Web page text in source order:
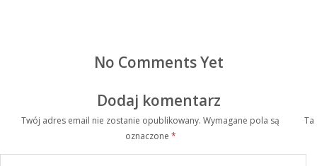
No Comments Yet
Dodaj komentarz
Twój adres email nie zostanie opublikowany. Wymagane pola są
oznaczone *
Ta